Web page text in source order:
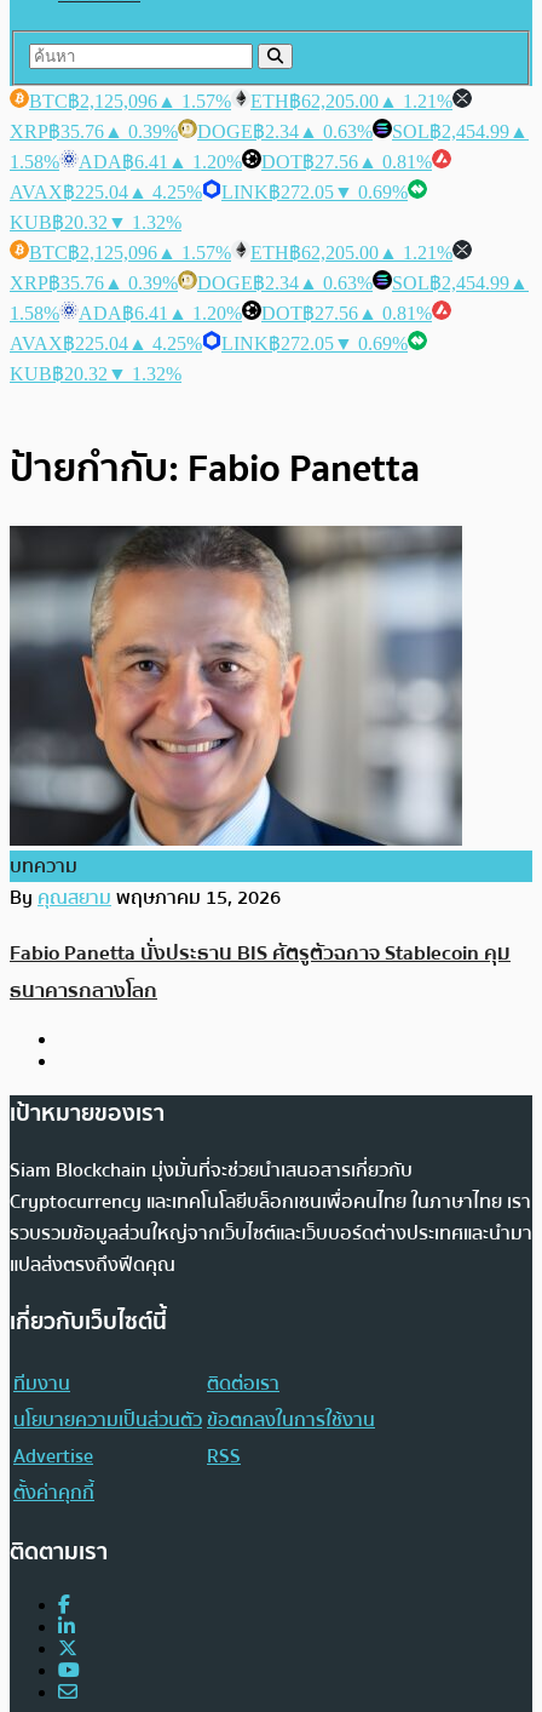
BTC฿2,125,096 ▲ 1.57% ETH฿62,205.00 ▲ 1.21%
XRP฿35.76 ▲ 0.39% DOGE฿2.34 ▲ 0.63% SOL฿2,454.99 ▲
1.58%
ADA฿6.41 ▲ 1.20% DOT฿27.56 ▲ 0.81%
AVAX฿225.04 ▲ 4.25% LINK฿272.05▼ 0.69%
KUB฿20.32 ▼ 1.32%
BTC฿2,125,096 ▲ 1.57% ETH฿62,205.00 ▲ 1.21%
XRP฿35.76 ▲ 0.39% DOGE฿2.34 ▲ 0.63% SOL฿2,454.99 ▲
1.58%
ADA฿6.41 ▲ 1.20% DOT฿27.56 ▲ 0.81%
AVAX฿225.04 ▲ 4.25% LINK฿272.05▼ 0.69%
KUB฿20.32 ▼ 1.32%
ป้ายกำกับ: Fabio Panetta
บทความ
Byคุณสยามพฤษภาคม 15, 2026
Fabio Panetta นั่งประธาน BIS ศัตรูตัวฉกาจ Stablecoin คุม
ธนาคารกลางโลก
เป้าหมายของเรา
Siam Blockchain มุ่งมั่นที่จะช่วยนำเสนอสารเกี่ยวกับ
Cryptocurrency และเทคโนโลยีบล็อกเชนเพื่อคนไทย ในภาษาไทย เรา
รวบรวมข้อมูลส่วนใหญ่จากเว็บไซต์และเว็บบอร์ดต่างประเทศและนำมา
แปลส่งตรงถึงฟีดคุณ
เกี่ยวกับเว็บไซต์นี้
ทีมงาน
ติดต่อเรา
นโยบายความเป็นส่วนตัวข้อตกลงในการใช้งาน
Advertise
RSS
ตั้งค่าคุกกี้
ติดตามเรา